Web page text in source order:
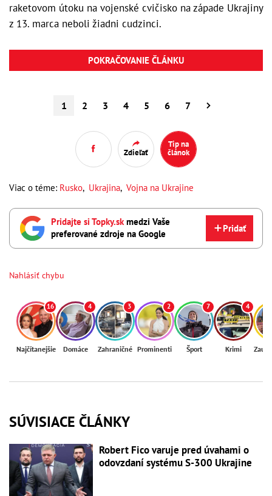
raketovom útoku na vojenské cvičisko na západe Ukrajiny
z 13. marca neboli žiadni cudzinci.
POKRAČOVANIE ČLÁNKU
1 2 3 4 5 6 7
Zdieľať
Tip na
článok
Viac o téme: Rusko, Ukrajina, Vojna na Ukrajine
Pridajte si Topky.skmedzi Vaše
preferované zdroje na Google
Pridať
Nahlásiť chybu
16
Najčítanejšie
4
Domáce
3
Zahraničné
2
Prominenti
7
Šport
4
Krimi
SÚVISIACE ČLÁNKY
Robert Fico varuje pred úvahami o
odovzdaní systému S-300 Ukrajine